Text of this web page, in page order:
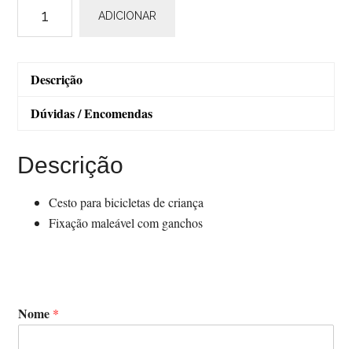
Basket
ADICIONAR
Descrição
Dúvidas / Encomendas
Descrição
Cesto para bicicletas de criança
Fixação maleável com ganchos
Nome *